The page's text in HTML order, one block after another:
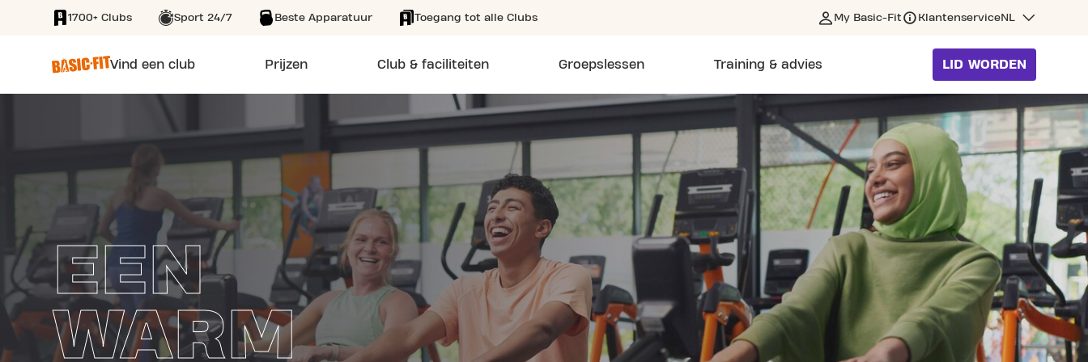
SKIP TO MAIN CONTENT
1700+ Clubs Sport 24/7 Beste Apparatuur Toegang tot alle Clubs My Basic-Fit KlantenserviceNL
Vind een club Prijzen Club & faciliteiten Groepslessen Training & advies LID WORDEN
EEN
WARM